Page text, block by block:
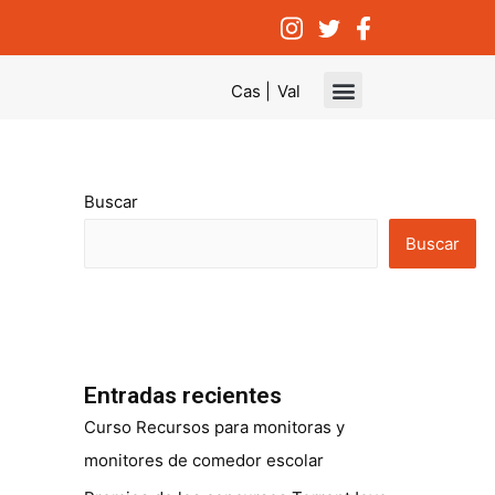
Cas | Val
Buscar
Buscar
Entradas recientes
Curso Recursos para monitoras y
monitores de comedor escolar